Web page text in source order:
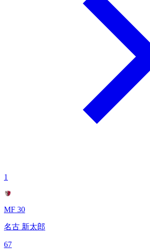
1
MF 30
名古 新太郎
67